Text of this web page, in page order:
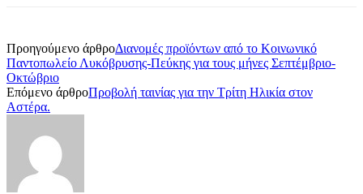
Προηγούμενο άρθροΔιανομές προϊόντων από το Κοινωνικό
Παντοπωλείο Λυκόβρυσης-Πεύκης για τους μήνες Σεπτέμβριο-
Οκτώβριο
Επόμενο άρθροΠροβολή ταινίας για την Τρίτη Ηλικία στον
Αστέρα.